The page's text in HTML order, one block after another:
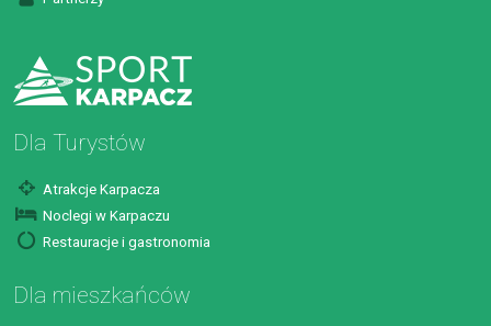
Dla Turystów
Atrakcje Karpacza
Noclegi w Karpaczu
Restauracje i gastronomia
Dla mieszkańców